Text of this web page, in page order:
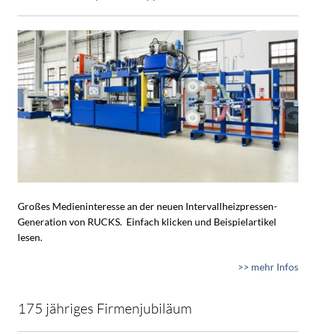
Großes Medieninteresse an der neuen Intervallheizpressen-
Generation von RUCKS. Einfach klicken und Beispielartikel
lesen.
>> mehr Infos
175 jähriges Firmenjubiläum